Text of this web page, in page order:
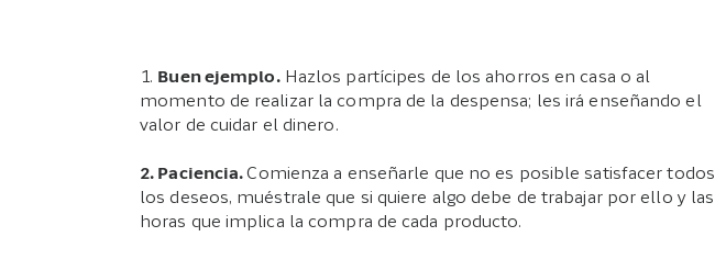
1. Buen ejemplo.Hazlos partícipes de los ahorros en casa o al
momento de realizar la compra de la despensa; les irá enseñando el
valor de cuidar el dinero.
2. Paciencia.Comienza a enseñarle que no es posible satisfacer todos
los deseos, muéstrale que si quiere algo debe de trabajar por ello y las
horas que implica la compra de cada producto.